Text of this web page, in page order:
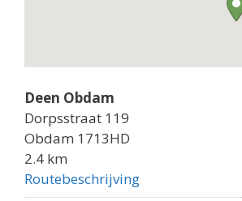
Deen Obdam
Dorpsstraat 119
Obdam 1713HD
2.4 km
Routebeschrijving